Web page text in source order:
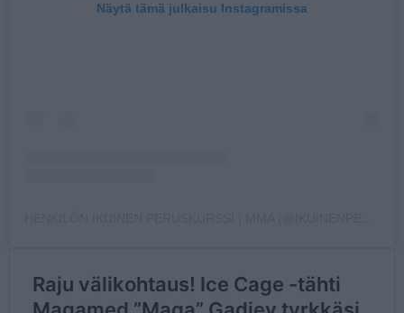
Näytä tämä julkaisu Instagramissa